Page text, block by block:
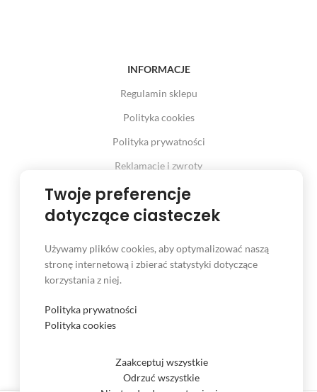
INFORMACJE
Regulamin sklepu
Polityka cookies
Polityka prywatności
Reklamacje i zwroty
Prawo odstąpienia od umowy
INFORMACJE
Czas i koszt dostawy
Formy płatności
Twoje preferencje
dotyczące ciasteczek
Używamy plików cookies, aby optymalizować naszą
stronę internetową i zbierać statystyki dotyczące
korzystania z niej.
Polityka prywatności
Polityka cookies
Zaakceptuj wszystkie
Odrzuć wszystkie